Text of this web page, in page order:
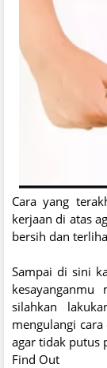
Cara yang
kerjaan di atas
bersih dan
Sampai di sini
silahkan
mengulangi
agar tidak putus
Find Out